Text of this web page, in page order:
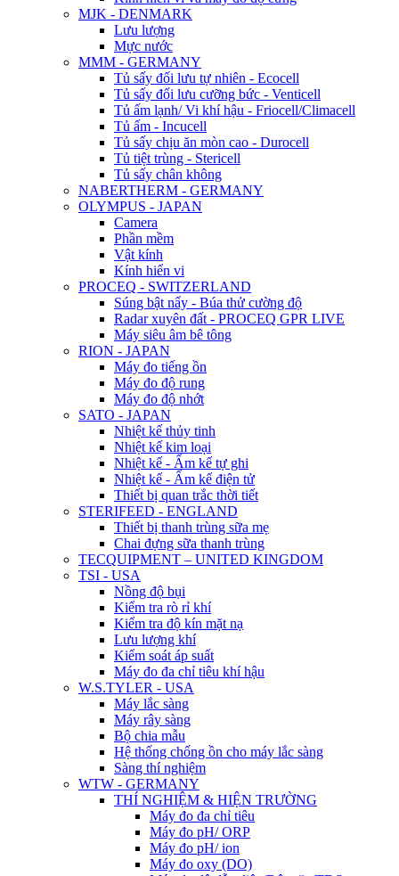
MJK - DENMARK
Lưu lượng
Mực nước
MMM - GERMANY
Tủ sấy đối lưu tự nhiên - Ecocell
Tủ sấy đối lưu cưỡng bức - Venticell
Tủ ấm lạnh/ Vi khí hậu - Friocell/Climacell
Tủ ấm - Incucell
Tủ sấy chịu ăn mòn cao - Durocell
Tủ tiệt trùng - Stericell
Tủ sấy chân không
NABERTHERM - GERMANY
OLYMPUS - JAPAN
Camera
Phần mềm
Vật kính
Kính hiển vi
PROCEQ - SWITZERLAND
Súng bật nẩy - Búa thử cường độ
Radar xuyên đất - PROCEQ GPR LIVE
Máy siêu âm bê tông
RION - JAPAN
Máy đo tiếng ồn
Máy đo độ rung
Máy đo độ nhớt
SATO - JAPAN
Nhiệt kế thủy tinh
Nhiệt kế kim loại
Nhiệt kế - Ẩm kế tự ghi
Nhiệt kế - Ẩm kế điện tử
Thiết bị quan trắc thời tiết
STERIFEED - ENGLAND
Thiết bị thanh trùng sữa mẹ
Chai đựng sữa thanh trùng
TECQUIPMENT – UNITED KINGDOM
TSI - USA
Nồng độ bụi
Kiểm tra rò rỉ khí
Kiểm tra độ kín mặt nạ
Lưu lượng khí
Kiểm soát áp suất
Máy đo đa chỉ tiêu khí hậu
W.S.TYLER - USA
Máy lắc sàng
Máy rây sàng
Bộ chia mẫu
Hệ thống chống ồn cho máy lắc sàng
Sàng thí nghiệm
WTW - GERMANY
THÍ NGHIỆM & HIỆN TRƯỜNG
Máy đo đa chỉ tiêu
Máy đo pH/ ORP
Máy đo pH/ ion
Máy đo oxy (DO)